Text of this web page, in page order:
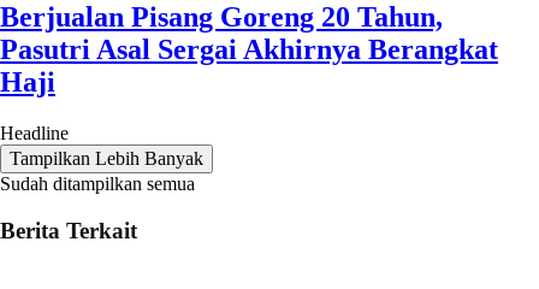
Berjualan Pisang Goreng 20 Tahun,
Pasutri Asal Sergai Akhirnya Berangkat
Haji
Headline
Tampilkan Lebih Banyak
Sudah ditampilkan semua
Berita Terkait